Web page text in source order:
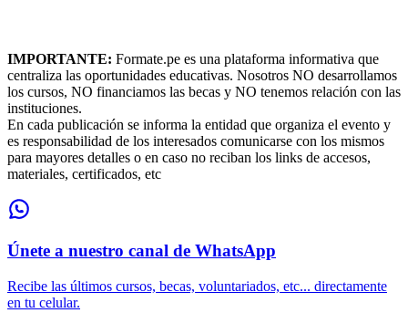
IMPORTANTE: Formate.pe es una plataforma informativa que
centraliza las oportunidades educativas. Nosotros NO desarrollamos
los cursos, NO financiamos las becas y NO tenemos relación con las
instituciones.
En cada publicación se informa la entidad que organiza el evento y
es responsabilidad de los interesados comunicarse con los mismos
para mayores detalles o en caso no reciban los links de accesos,
materiales, certificados, etc
Únete a nuestro canal de WhatsApp
Recibe las últimos cursos, becas, voluntariados, etc... directamente
en tu celular.